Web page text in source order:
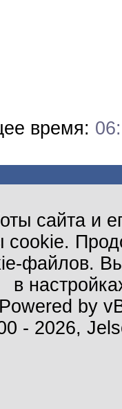
время:
сайта и
файлов.
в
Powered by
- 2026,